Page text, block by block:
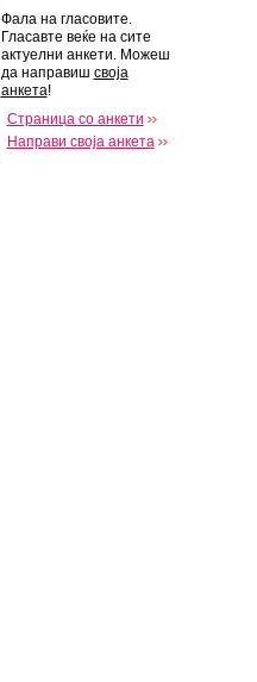
Фала на гласовите.
Гласавте веќе на сите
актуелни анкети. Можеш
да направиш своја
анкета!
Страница со анкети
Направи своја анкета